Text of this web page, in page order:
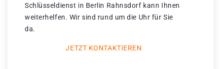
Schlüsseldienst in Berlin Rahnsdorf kann Ihnen
weiterhelfen. Wir sind rund um die Uhr für Sie
da.
JETZT KONTAKTIEREN